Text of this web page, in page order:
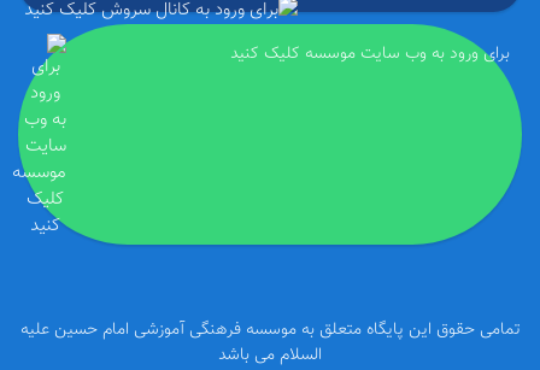
برای ورود به وب سایت موسسه کلیک کنید
تمامی حقوق این پایگاه متعلق به موسسه فرهنگی آموزشی امام حسین علیه
السلام می باشد